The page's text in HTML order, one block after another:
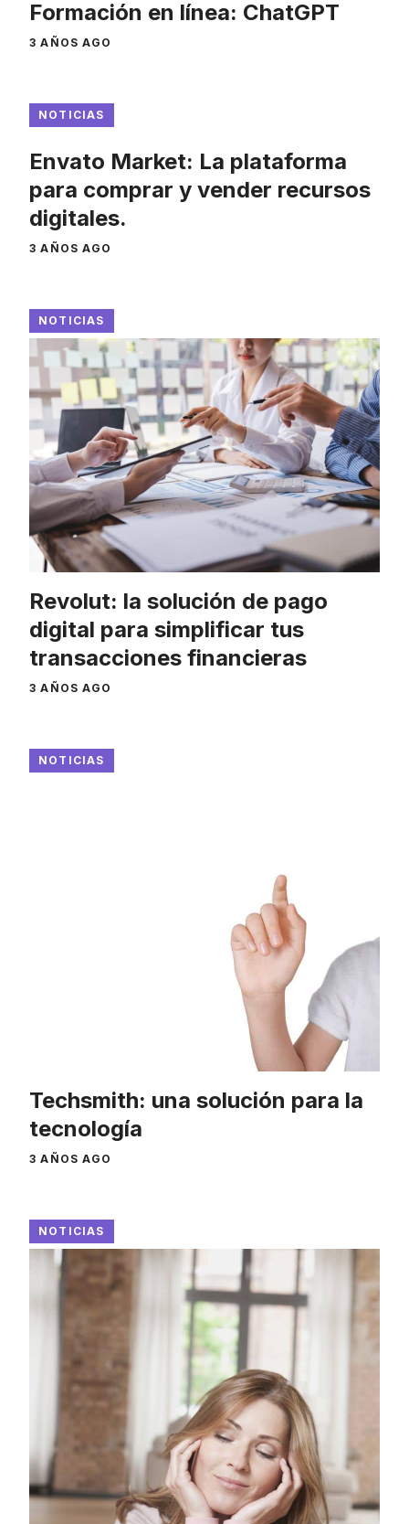
Formación en línea: ChatGPT
3 AÑOS AGO
NOTICIAS
Envato Market: La plataforma
para comprar y vender recursos
digitales.
3 AÑOS AGO
NOTICIAS
Revolut: la solución de pago
digital para simplificar tus
transacciones financieras
3 AÑOS AGO
NOTICIAS
Techsmith: una solución para la
tecnología
3 AÑOS AGO
NOTICIAS